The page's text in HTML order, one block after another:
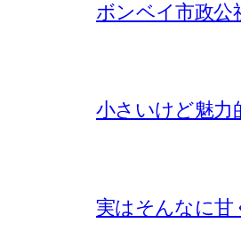
ボンベイ市政公
小さいけど魅力
実はそんなに甘